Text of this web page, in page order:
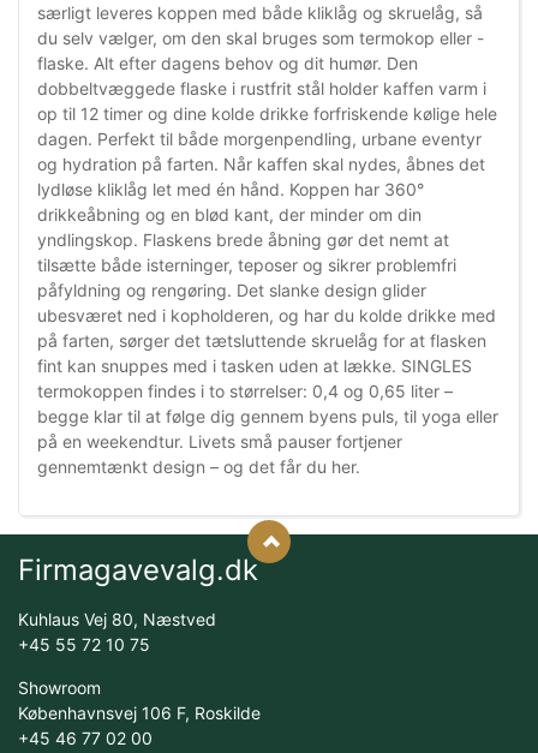
særligt leveres koppen med både kliklåg og skruelåg, så
du selv vælger, om den skal bruges som termokop eller -
flaske. Alt efter dagens behov og dit humør. Den
dobbeltvæggede flaske i rustfrit stål holder kaffen varm i
op til 12 timer og dine kolde drikke forfriskende kølige hele
dagen. Perfekt til både morgenpendling, urbane eventyr
og hydration på farten. Når kaffen skal nydes, åbnes det
lydløse kliklåg let med én hånd. Koppen har 360°
drikkeåbning og en blød kant, der minder om din
yndlingskop. Flaskens brede åbning gør det nemt at
tilsætte både isterninger, teposer og sikrer problemfri
påfyldning og rengøring. Det slanke design glider
ubesværet ned i kopholderen, og har du kolde drikke med
på farten, sørger det tætsluttende skruelåg for at flasken
fint kan snuppes med i tasken uden at lække. SINGLES
termokoppen findes i to størrelser: 0,4 og 0,65 liter –
begge klar til at følge dig gennem byens puls, til yoga eller
på en weekendtur. Livets små pauser fortjener
gennemtænkt design – og det får du her.
Firmagavevalg.dk
Kuhlaus Vej 80, Næstved
+45 55 72 10 75
Showroom
Københavnsvej 106 F, Roskilde
+45 46 77 02 00